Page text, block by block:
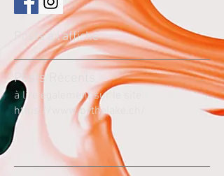
Posts à l'affiche
Pos ts Récents
à lire également sur le site
https://www.bythelake.ch/